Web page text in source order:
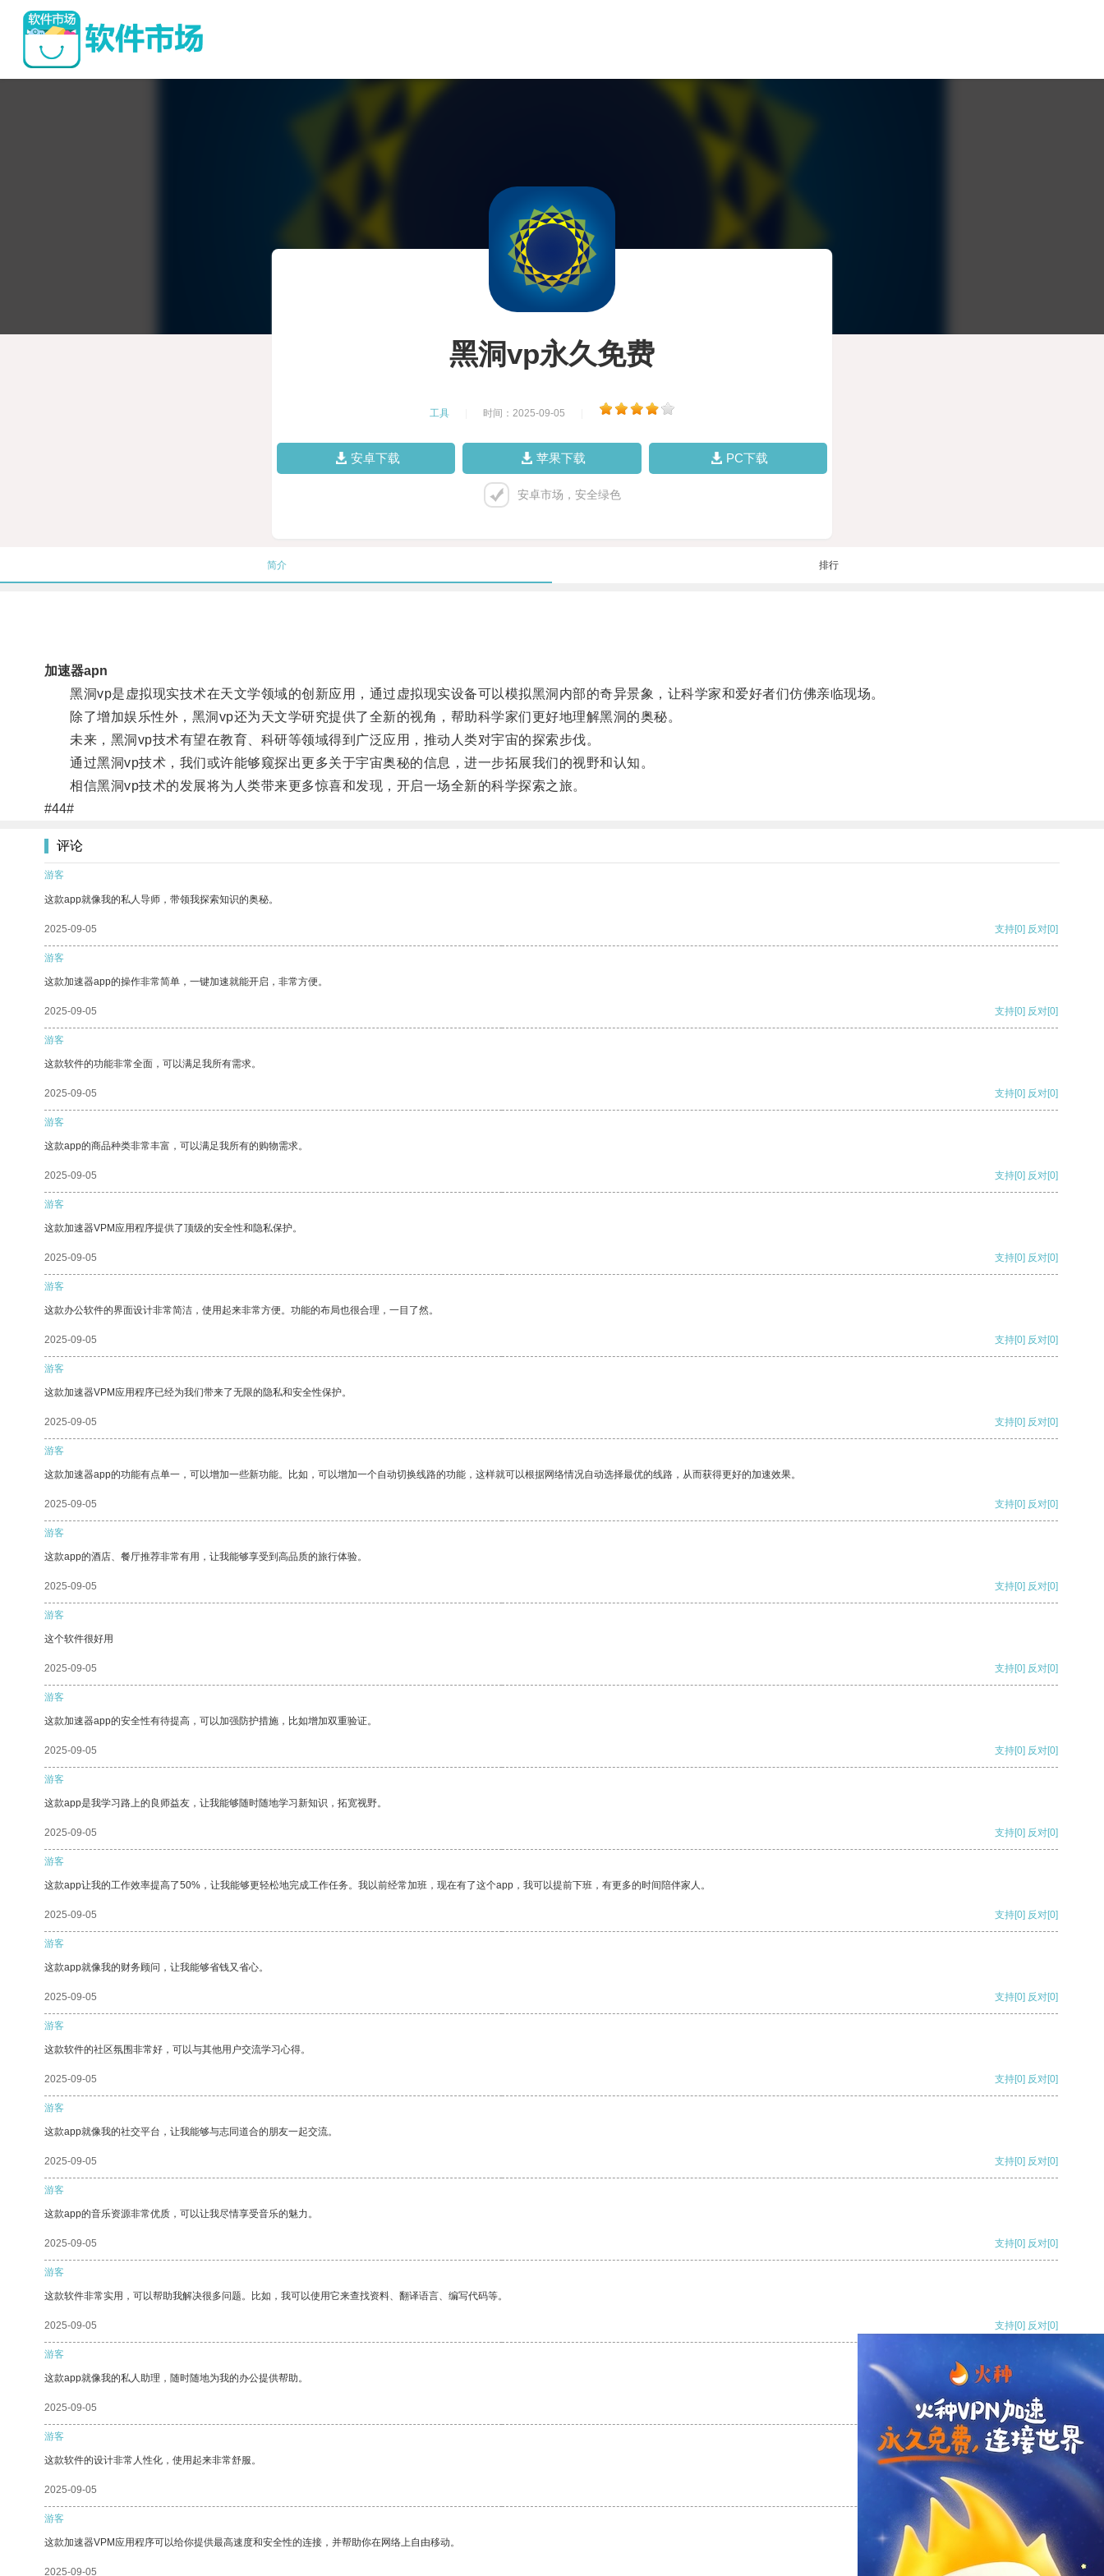
黑洞vp永久免费
工具 时间：2025-09-05
安卓下载 苹果下载 PC下载
安卓市场，安全绿色
简介 排行
加速器apn
黑洞vp是虚拟现实技术在天文学领域的创新应用，通过虚拟现实设备可以模拟黑洞内部的奇异景象，让科学家和爱好者们仿佛亲临现场。
除了增加娱乐性外，黑洞vp还为天文学研究提供了全新的视角，帮助科学家们更好地理解黑洞的奥秘。
未来，黑洞vp技术有望在教育、科研等领域得到广泛应用，推动人类对宇宙的探索步伐。
通过黑洞vp技术，我们或许能够窥探出更多关于宇宙奥秘的信息，进一步拓展我们的视野和认知。
相信黑洞vp技术的发展将为人类带来更多惊喜和发现，开启一场全新的科学探索之旅。
#44#
评论
游客
这款app就像我的私人导师，带领我探索知识的奥秘。
2025-09-05 支持[0] 反对[0]
游客
这款加速器app的操作非常简单，一键加速就能开启，非常方便。
2025-09-05 支持[0] 反对[0]
游客
这款软件的功能非常全面，可以满足我所有需求。
2025-09-05 支持[0] 反对[0]
游客
这款app的商品种类非常丰富，可以满足我所有的购物需求。
2025-09-05 支持[0] 反对[0]
游客
这款加速器VPM应用程序提供了顶级的安全性和隐私保护。
2025-09-05 支持[0] 反对[0]
游客
这款办公软件的界面设计非常简洁，使用起来非常方便。功能的布局也很合理，一目了然。
2025-09-05 支持[0] 反对[0]
游客
这款加速器VPM应用程序已经为我们带来了无限的隐私和安全性保护。
2025-09-05 支持[0] 反对[0]
游客
这款加速器app的功能有点单一，可以增加一些新功能。比如，可以增加一个自动切换线路的功能，这样就可以根据网络情况自动选择最优的线路，从而获得更好的加速效果。
2025-09-05 支持[0] 反对[0]
游客
这款app的酒店、餐厅推荐非常有用，让我能够享受到高品质的旅行体验。
2025-09-05 支持[0] 反对[0]
游客
这个软件很好用
2025-09-05 支持[0] 反对[0]
游客
这款加速器app的安全性有待提高，可以加强防护措施，比如增加双重验证。
2025-09-05 支持[0] 反对[0]
游客
这款app是我学习路上的良师益友，让我能够随时随地学习新知识，拓宽视野。
2025-09-05 支持[0] 反对[0]
游客
这款app让我的工作效率提高了50%，让我能够更轻松地完成工作任务。我以前经常加班，现在有了这个app，我可以提前下班，有更多的时间陪伴家人。
2025-09-05 支持[0] 反对[0]
游客
这款app就像我的财务顾问，让我能够省钱又省心。
2025-09-05 支持[0] 反对[0]
游客
这款软件的社区氛围非常好，可以与其他用户交流学习心得。
2025-09-05 支持[0] 反对[0]
游客
这款app就像我的社交平台，让我能够与志同道合的朋友一起交流。
2025-09-05 支持[0] 反对[0]
游客
这款app的音乐资源非常优质，可以让我尽情享受音乐的魅力。
2025-09-05 支持[0] 反对[0]
游客
这款软件非常实用，可以帮助我解决很多问题。比如，我可以使用它来查找资料、翻译语言、编写代码等。
2025-09-05 支持[0] 反对[0]
游客
这款app就像我的私人助理，随时随地为我的办公提供帮助。
2025-09-05 支持[0] 反对
游客
这款软件的设计非常人性化，使用起来非常舒服。
2025-09-05 支持
游客
这款加速器VPM应用程序可以给你提供最高速度和安全性的连接，并帮助你在网络上自由移动。
2025-09-05 反对 [0]